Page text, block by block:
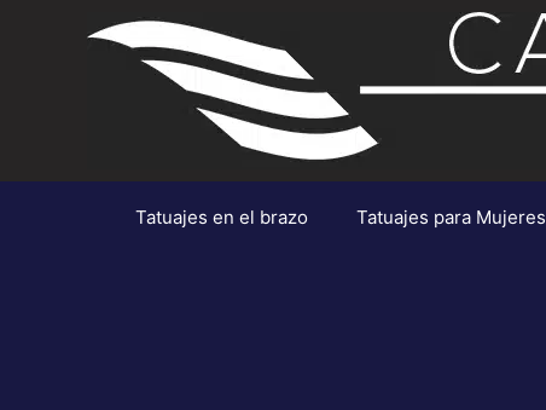
Tatuajes en el brazo Tatuajes para Mujeres